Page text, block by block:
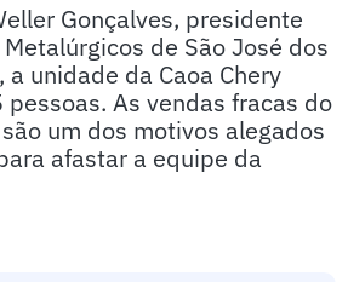
Gonçalves, presidente
de São José dos
a unidade da Caoa Chery
As vendas fracas do
um dos motivos alegados
afastar a equipe da